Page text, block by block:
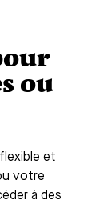
ou
et
votre
à des